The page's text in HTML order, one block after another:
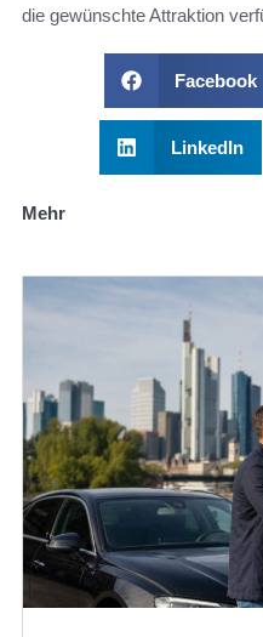
die gewünschte Attraktion
Facebook
LinkedIn
Mehr